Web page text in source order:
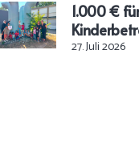
1.000 €
27. Juli 2026